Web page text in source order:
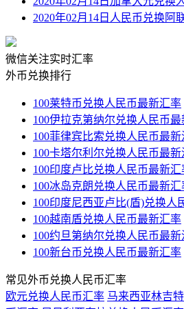
2020年02月14日人民币兑换阿
微信关注实时汇率
外币兑换排行
100莱特币兑换人民币最新汇率
100伊拉克第纳尔兑换人民币
100菲律宾比索兑换人民币最新
100卡塔尔利尔兑换人民币最新
100印度卢比兑换人民币最新汇
100冰岛克朗兑换人民币最新汇
100印度尼西亚卢比(盾)兑换人
100越南盾兑换人民币最新汇率
100约旦第纳尔兑换人民币最新
100新台币兑换人民币最新汇率
常见外币兑换人民币汇率
欧元兑换人民币汇率 马来西亚林吉